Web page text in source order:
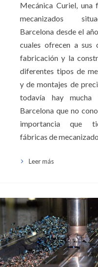
Mecánica Curiel, una
mecanizados
Barcelona desde el
cuales ofrecen a sus
fabricación y la
diferentes tipos de
y de montajes de
todavía hay mucha
Barcelona que no
importancia que
fábricas de
Leer más